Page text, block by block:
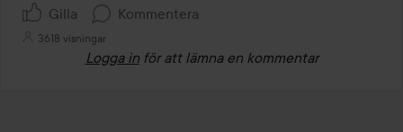
Gilla Kommentera
3618 visningar
Logga in för att lämna en kommentar